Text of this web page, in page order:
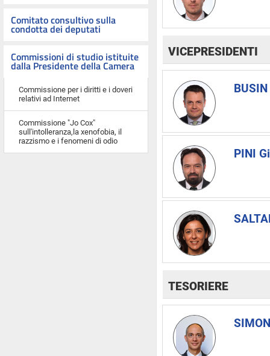
Comitato consultivo sulla
condotta dei deputati
Commissioni di studio istituite
dalla Presidente della Camera
Commissione per i diritti e i doveri
relativi ad Internet
Commissione "Jo Cox"
sull'intolleranza,la xenofobia, il
razzismo e i fenomeni di odio
VICEPRESIDENTI
PINI
TESORIERE